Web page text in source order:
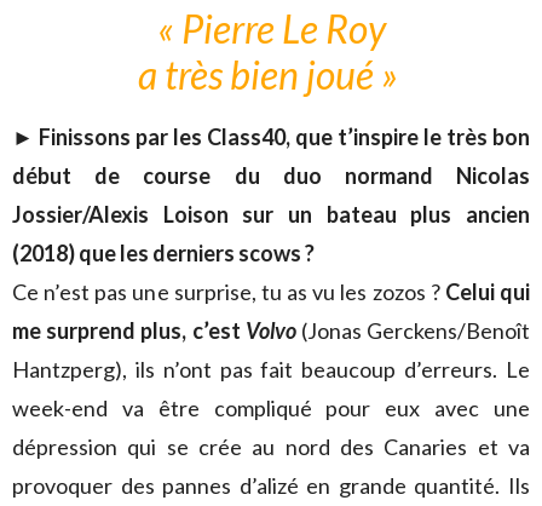
« Pierre Le Roy
a très bien joué »
► Finissons par les Class40, que t’inspire le très bon
début de course du duo normand Nicolas
Jossier/Alexis Loison sur un bateau plus ancien
(2018) que les derniers scows ?
Ce n’est pas une surprise, tu as vu les zozos ? Celui qui
me surprend plus, c’est Volvo (Jonas Gerckens/Benoît
Hantzperg), ils n’ont pas fait beaucoup d’erreurs. Le
week-end va être compliqué pour eux avec une
dépression qui se crée au nord des Canaries et va
provoquer des pannes d’alizé en grande quantité. Ils